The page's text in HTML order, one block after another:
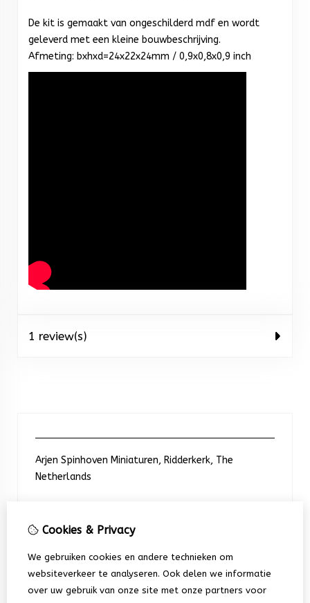
De kit is gemaakt van ongeschilderd mdf en wordt
geleverd met een kleine bouwbeschrijving.
Afmeting: bxhxd=24x22x24mm / 0,9x0,8x0,9 inch
1 review(s)
Arjen Spinhoven Miniaturen, Ridderkerk, The
Netherlands
Neem contact met ons op
+31 6 248 201 91
Cookies & Privacy
We gebruiken cookies en andere technieken om
websiteverkeer te analyseren. Ook delen we informatie
over uw gebruik van onze site met onze partners voor